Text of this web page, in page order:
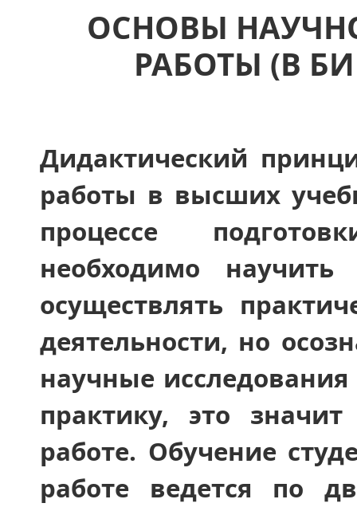
ОСНОВЫ
РАБОТЫ (В
Дидактический
работы в высших
процессе
необходимо
осуществлять
деятельности, но
научные
практику, это
работе. Обучение
работе ведется по